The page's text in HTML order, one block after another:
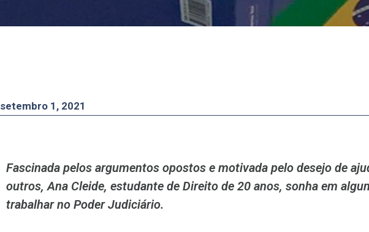
setembro 1, 2021
Fascinada pelos argumentos opostos e motivada pelo desejo de
outros, Ana Cleide, estudante de Direito de 20 anos, sonha em
trabalhar no Poder Judiciário.